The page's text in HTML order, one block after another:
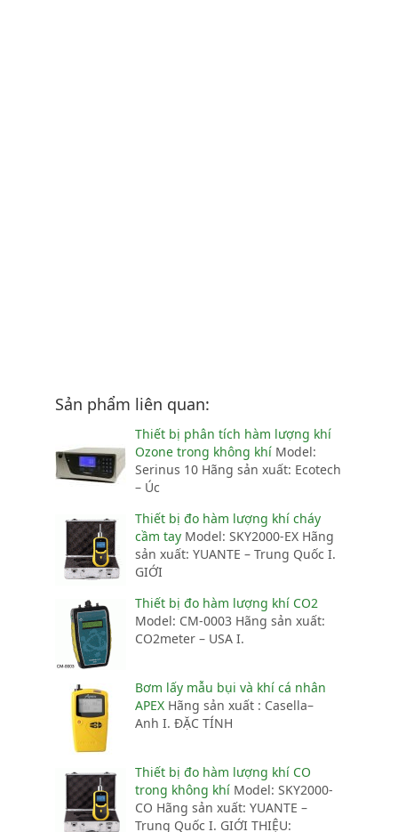
Sản phẩm liên quan:
Thiết bị phân tích hàm lượng khí
Ozone trong không khí Model:
Serinus 10 Hãng sản xuất: Ecotech
– Úc
Thiết bị đo hàm lượng khí cháy
cầm tay Model: SKY2000-EX Hãng
sản xuất: YUANTE – Trung Quốc I.
GIỚI
Thiết bị đo hàm lượng khí CO2
Model: CM‐0003 Hãng sản xuất:
CO2meter – USA I.
Bơm lấy mẫu bụi và khí cá nhân
APEX Hãng sản xuất : Casella–
Anh I. ĐẶC TÍNH
Thiết bị đo hàm lượng khí CO
trong không khí Model: SKY2000-
CO Hãng sản xuất: YUANTE –
Trung Quốc I. GIỚI THIỆU: